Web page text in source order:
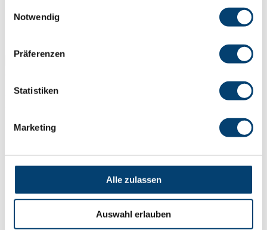
Notwendig
Präferenzen
Statistiken
Marketing
Alle zulassen
Auswahl erlauben
DB-Brücke
Großformathandling